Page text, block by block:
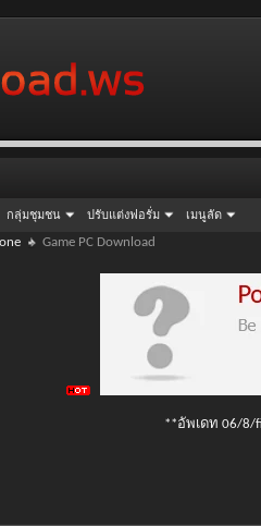
กลุ่มชุมชน ปรับแต่งฟอรั่ม เมนูลัด
Game PC Download
**อัพเดท 06/8/